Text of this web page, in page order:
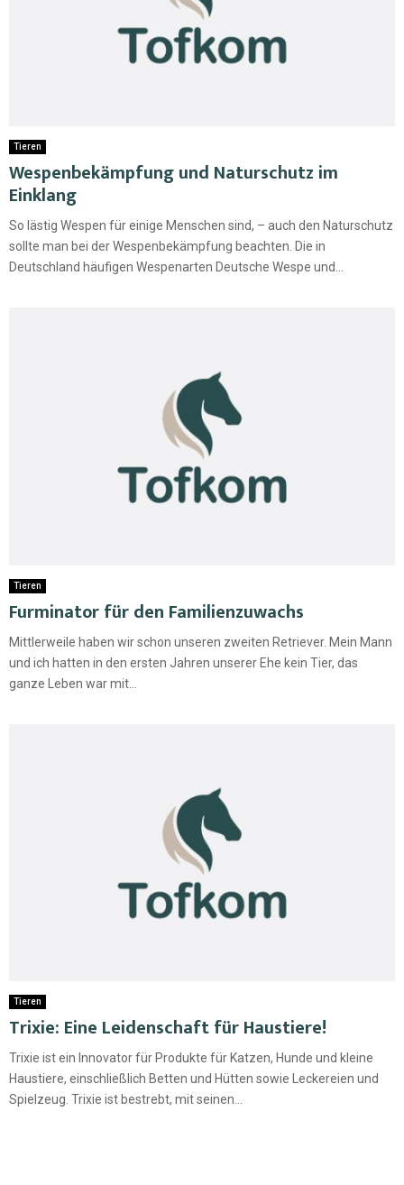
Tieren
Wespenbekämpfung und Naturschutz im
Einklang
So lästig Wespen für einige Menschen sind, – auch den Naturschutz
sollte man bei der Wespenbekämpfung beachten. Die in
Deutschland häufigen Wespenarten Deutsche Wespe und...
Tieren
Furminator für den Familienzuwachs
Mittlerweile haben wir schon unseren zweiten Retriever. Mein Mann
und ich hatten in den ersten Jahren unserer Ehe kein Tier, das
ganze Leben war mit...
Tieren
Trixie: Eine Leidenschaft für Haustiere!
Trixie ist ein Innovator für Produkte für Katzen, Hunde und kleine
Haustiere, einschließlich Betten und Hütten sowie Leckereien und
Spielzeug. Trixie ist bestrebt, mit seinen...